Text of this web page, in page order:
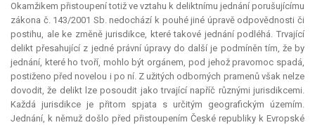
Okamžikem přistoupení totiž ve vztahu k deliktnímu jednání porušujícímu
zákona č. 143/2001 Sb. nedochází k pouhé jiné úpravě odpovědnosti či
postihu, ale ke změnějurisdikce, které takové jednání podléhá. Trvající
delikt přesahující z jedné právní úpravy do další je podmíněn tím, že by
jednání, které ho tvoří, mohlo být orgánem, pod jehož pravomoc spadá,
postiženo před novelou i po ní. Z užitých odborných pramenů však nelze
dovodit, že delikt lze posoudit jako trvající napříč různými jurisdikcemi.
Každá jurisdikce je přitom spjata s určitým geografickým územím.
Jednání, k němuž došlo před přistoupením České republiky k Evropské